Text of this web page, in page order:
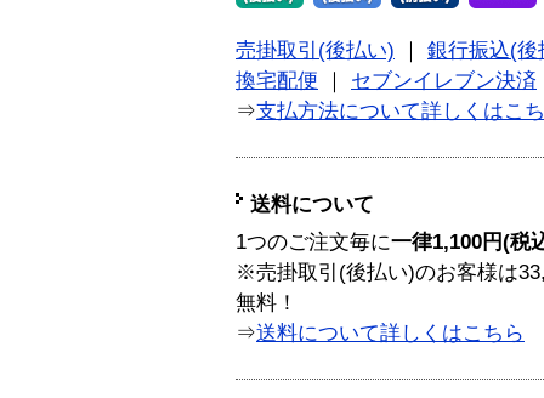
売掛取引(後払い)
銀行振込(後
換宅配便
セブンイレブン決済
⇒支払方法について詳しくはこ
送料について
1つのご注文毎に一律1,100円(税
※売掛取引(後払い)のお客様は
無料！
⇒送料について詳しくはこちら